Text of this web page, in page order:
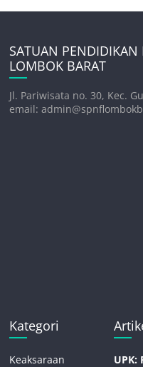
SATUAN
LOMBOK BARAT
Jl. Pariwisata no. 30, Kec.
email:
Kategori
Keaksaraan
UPK: